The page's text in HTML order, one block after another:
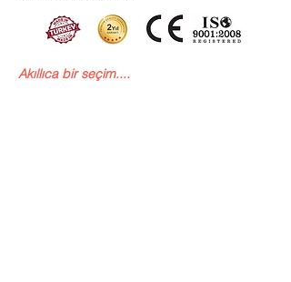
Akıllıca bir seçim....
LF_06_Kasa_1